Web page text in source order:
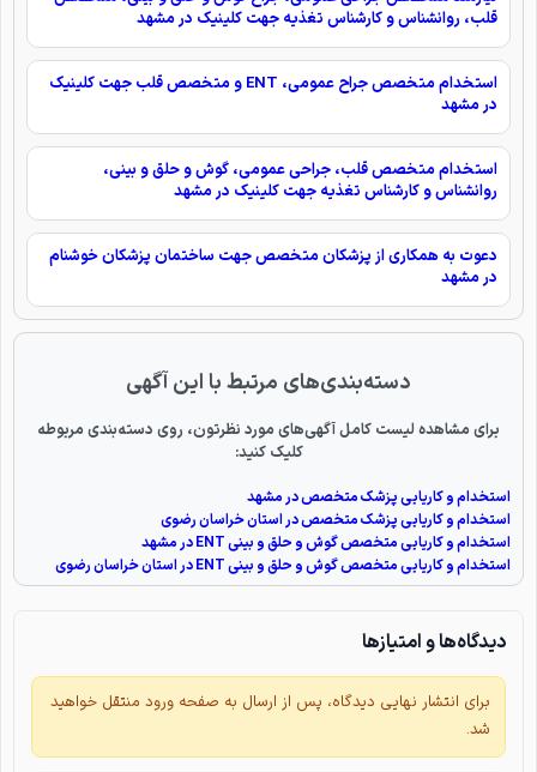
قلب، روانشناس و کارشناس تغذیه جهت کلینیک در مشهد
استخدام متخصص جراح عمومی، ENT و متخصص قلب جهت کلینیک
در مشهد
استخدام متخصص قلب، جراحی عمومی، گوش و حلق و بینی،
روانشناس و کارشناس تغذیه جهت کلینیک در مشهد
دعوت به همکاری از پزشکان متخصص جهت ساختمان پزشکان خوشنام
در مشهد
دسته‌بندی‌های مرتبط با این آگهی
برای مشاهده لیست کامل آگهی‌های مورد نظرتون، روی دسته‌بندی مربوطه
کلیک کنید:
استخدام و کاریابی پزشک متخصص در مشهد
استخدام و کاریابی پزشک متخصص در استان خراسان رضوی
استخدام و کاریابی متخصص گوش و حلق و بینی ENT در مشهد
استخدام و کاریابی متخصص گوش و حلق و بینی ENT در استان خراسان رضوی
دیدگاه‌ها و امتیازها
برای انتشار نهایی دیدگاه، پس از ارسال به صفحه ورود منتقل خواهید
شد.